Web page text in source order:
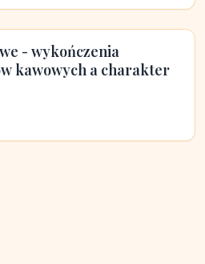
- wykończenia
kawowych a charakter